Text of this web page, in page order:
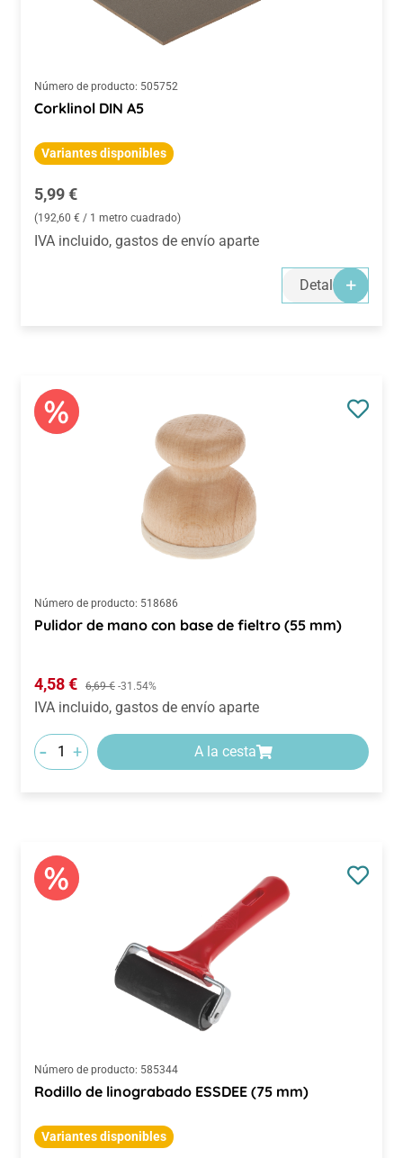
Número de producto: 505752
Corklinol DIN A5
Variantes disponibles
Precio normal:
5,99 €
(192,60 € / 1 metro cuadrado)
IVA incluido, gastos de envío aparte
Detalles
Número de producto: 518686
Pulidor de mano con base de fieltro (55 mm)
Precio de venta:
4,58 € Precio normal:
6,69 € -31.54%
IVA incluido, gastos de envío aparte
- + A la cesta
Número de producto: 585344
Rodillo de linograbado ESSDEE (75 mm)
Variantes disponibles